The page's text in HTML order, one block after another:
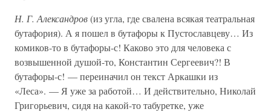
Н. Г. Александров(из угла, где свалена всякая театральная
бутафория). А я пошел в бутафоры к Пустославцеву… Из
комиков-то в бутафоры-с! Каково это для человека с
возвышенной душой-то, Константин Сергеевич?! В
бутафоры-с! — переиначил он текст Аркашки из
«Леса». — Я уже за работой… И действительно, Николай
Григорьевич, сидя на какой-то табуретке, уже